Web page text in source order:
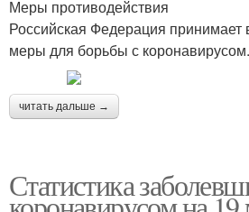
Меры противодействия
Российская Федерация
меры для борьбы с
читать дальше →
Статистика